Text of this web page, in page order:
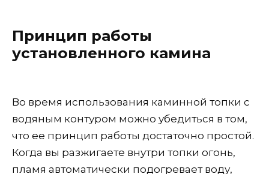
Принцип работы
установленного камина
Во время использования каминной топки с
водяным контуром можно убедиться в том,
что ее принцип работы достаточно простой.
Когда вы разжигаете внутри топки огонь,
пламя автоматически подогревает воду,